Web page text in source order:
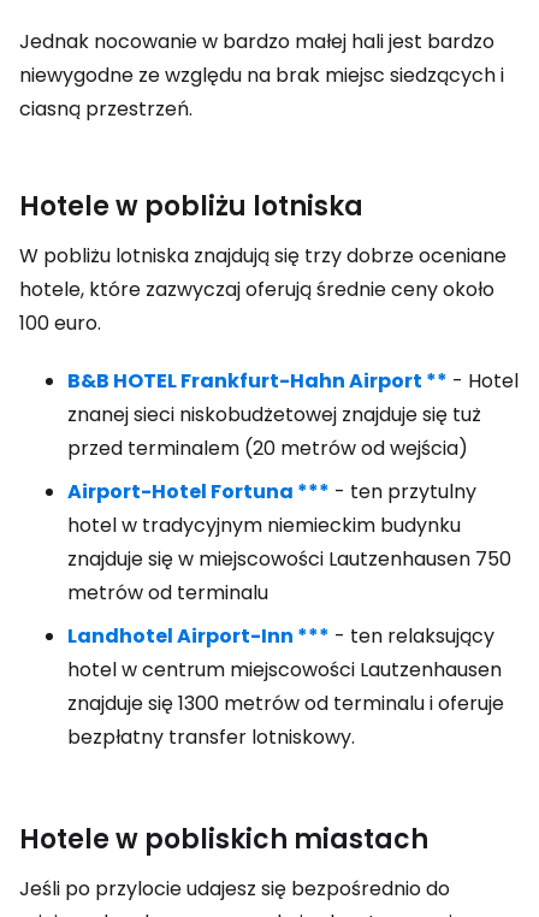
Jednak nocowanie w bardzo małej hali jest bardzo
niewygodne ze względu na brak miejsc siedzących i
ciasną przestrzeń.
Hotele w pobliżu lotniska
W pobliżu lotniska znajdują się trzy dobrze oceniane
hotele, które zazwyczaj oferują średnie ceny około
100 euro.
B&B HOTEL Frankfurt-Hahn Airport ** - Hotel
znanej sieci niskobudżetowej znajduje się tuż
przed terminalem (20 metrów od wejścia)
Airport-Hotel Fortuna *** - ten przytulny
hotel w tradycyjnym niemieckim budynku
znajduje się w miejscowości Lautzenhausen 750
metrów od terminalu
Landhotel Airport-Inn *** - ten relaksujący
hotel w centrum miejscowości Lautzenhausen
znajduje się 1300 metrów od terminalu i oferuje
bezpłatny transfer lotniskowy.
Hotele w pobliskich miastach
Jeśli po przylocie udajesz się bezpośrednio do